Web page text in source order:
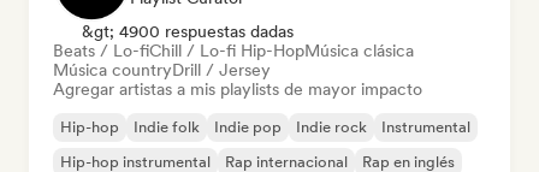
&gt; 4900 respuestas dadas
Beats / Lo-fiChill / Lo-fi Hip-HopMúsica clásica
Música countryDrill / Jersey
Agregar artistas a mis playlists de mayor impacto
Hip-hop Indie folk Indie pop Indie rock
Instrumental
Hip-hop instrumental
Rap internacional Rap en inglés